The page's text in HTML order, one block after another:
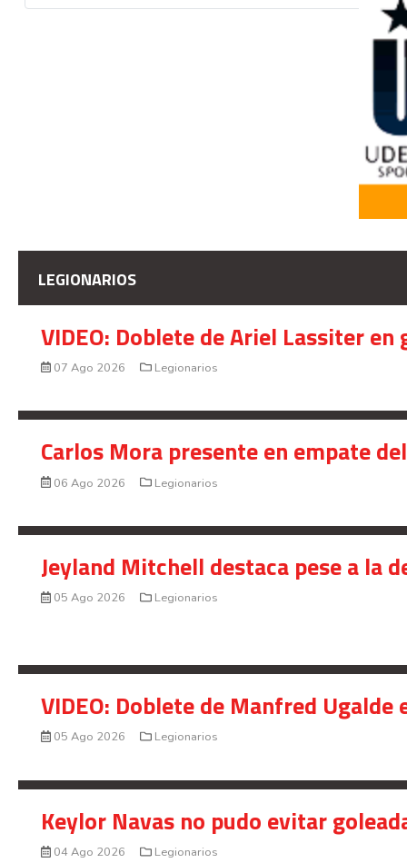
LEGIONARIOS
VIDEO: Doblete de Ariel Lassiter
07 Ago 2026 Legionarios
Carlos Mora presente en empate
06 Ago 2026 Legionarios
Jeyland Mitchell destaca pese a la
05 Ago 2026 Legionarios
VIDEO: Doblete de Manfred
05 Ago 2026 Legionarios
Keylor Navas no pudo evitar
04 Ago 2026 Legionarios